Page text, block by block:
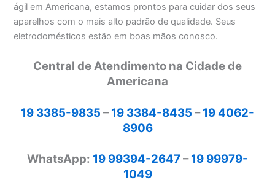
ágil em Americana, estamos prontos para cuidar dos seus
aparelhos com o mais alto padrão de qualidade. Seus
eletrodomésticos estão em boas mãos conosco.
Central de Atendimento na Cidade de
Americana
19 3385-9835 –19 3384-8435 –19 4062-
8906
WhatsApp: 19 99394-2647–19 99979-
1049